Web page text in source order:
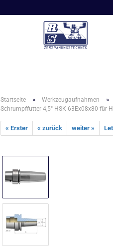
Startseite » Werkzeugaufnahmen »
Schrumpffutter 4,5° HSK 63Ex08x80 für
« Erster « zurück weiter »